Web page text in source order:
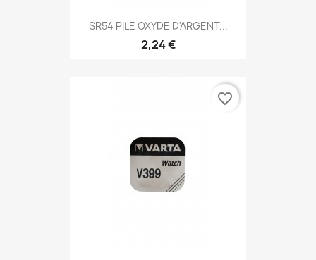
SR54 PILE OXYDE D'ARGENT...
2,24 €
favorite_border